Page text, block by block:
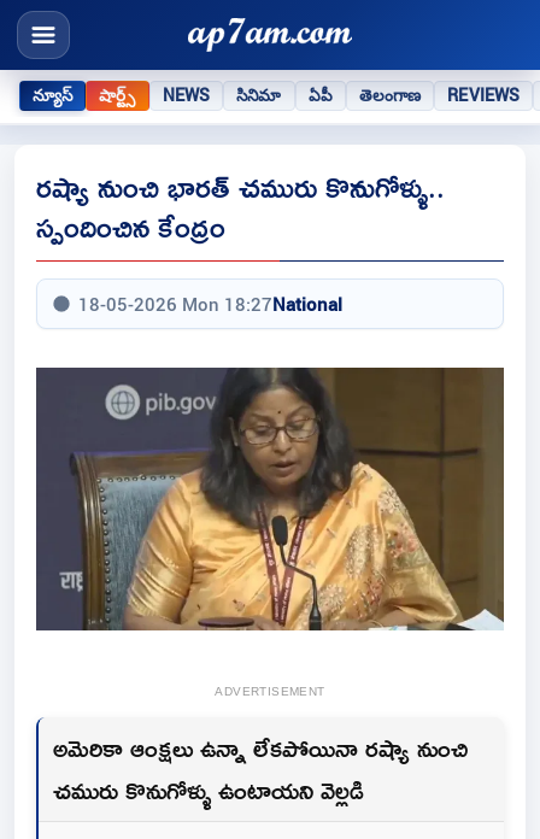
న్యూస్ షార్ట్స్ NEWS సినిమా ఏపీ తెలంగాణ REVIEWS
రష్యా నుంచి భారత్ చమురు కొనుగోళ్ళు..
స్పందించిన కేంద్రం
18-05-2026 Mon 18:27National
ADVERTISEMENT
అమెరికా ఆంక్షలు ఉన్నా లేకపోయినా రష్యా నుంచి
చమురు కొనుగోళ్ళు ఉంటాయని వెల్లడి